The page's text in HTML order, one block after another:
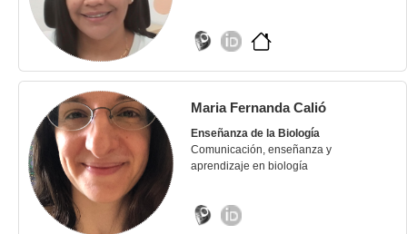
Maria Fernanda Calió
Enseñanza de la Biología
Comunicación, enseñanza y
aprendizaje en biología